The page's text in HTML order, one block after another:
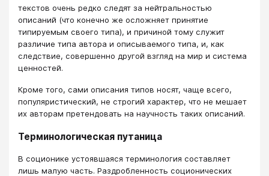
текстов очень редко следят за нейтральностью
описаний (что конечно же осложняет принятие
типируемым своего типа), и причиной тому служит
различие типа автора и описываемого типа, и, как
следствие, совершенно другой взгляд на мир и система
ценностей.
Кроме того, сами описания типов носят, чаще всего,
популяристический, не строгий характер, что не мешает
их авторам претендовать на научность таких описаний.
Терминологическая путаница
В соционике устоявшаяся терминология составляет
лишь малую часть. Раздробленность соционических